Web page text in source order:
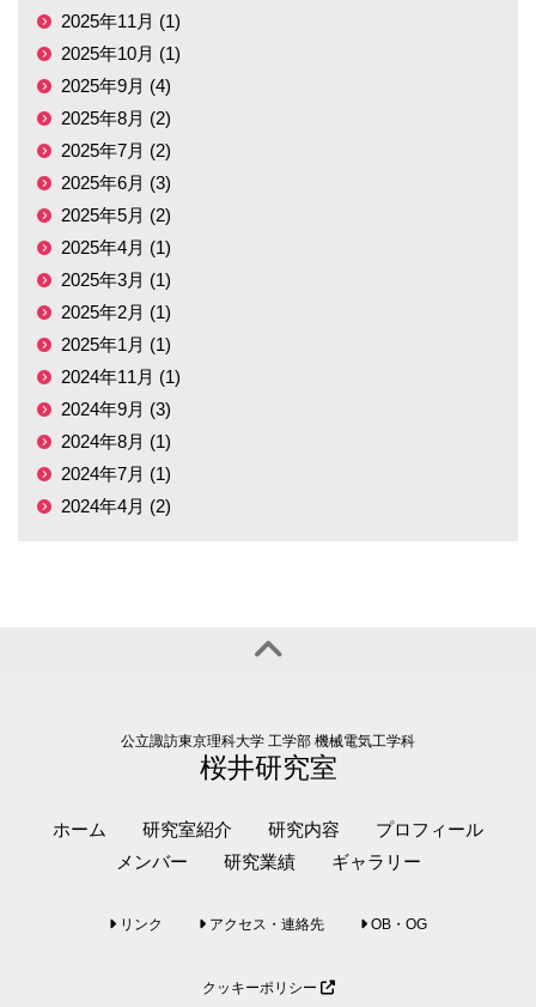
2025年11月 (1)
2025年10月 (1)
2025年9月 (4)
2025年8月 (2)
2025年7月 (2)
2025年6月 (3)
2025年5月 (2)
2025年4月 (1)
2025年3月 (1)
2025年2月 (1)
2025年1月 (1)
2024年11月 (1)
2024年9月 (3)
2024年8月 (1)
2024年7月 (1)
2024年4月 (2)
公立諏訪東京理科大学 工学部 機械電気工学科
桜井研究室
ホーム 研究室紹介 研究内容
プロフィール
メンバー
研究業績 ギャラリー
リンク アクセス・連絡先 OB・OG
クッキーポリシー